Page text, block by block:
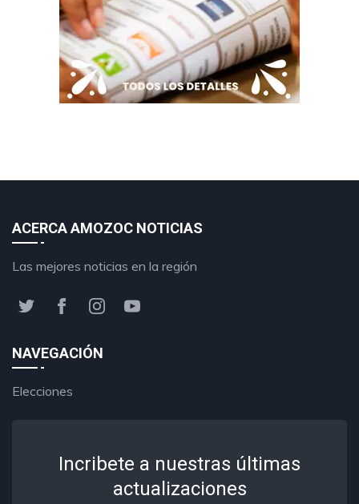
ACERCA AMOZOC NOTICIAS
Las mejores noticias en la región
NAVEGACIÓN
Elecciones
Incribete a nuestras últimas
actualizaciones